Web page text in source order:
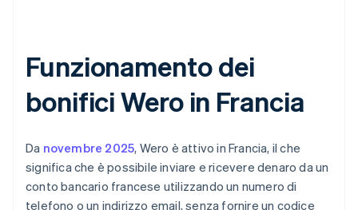
Funzionamento dei
bonifici Wero in Francia
Da novembre 2025, Wero è attivo in Francia, il che
significa che è possibile inviare e ricevere denaro da un
conto bancario francese utilizzando un numero di
telefono o un indirizzo email, senza fornire un codice